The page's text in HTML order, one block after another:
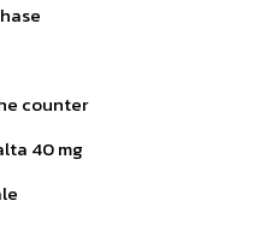
counter
40 mg